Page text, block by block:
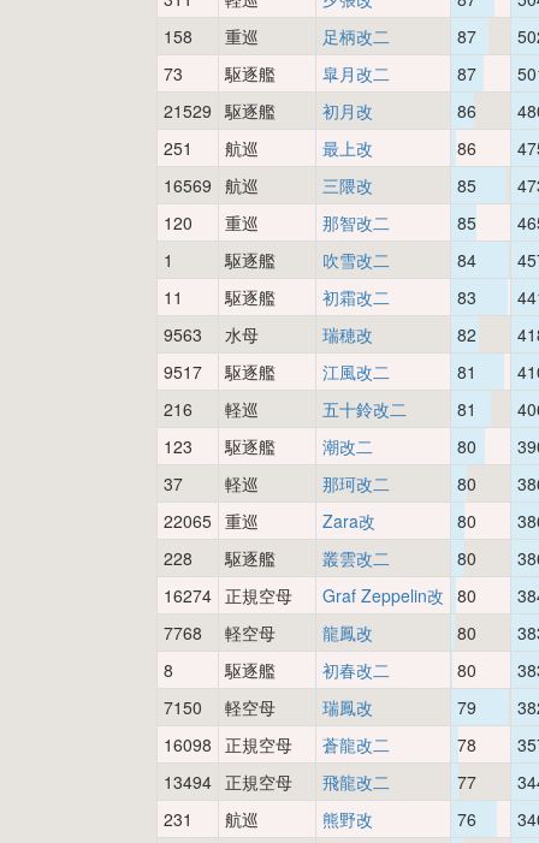
158
重巡 足柄改二 87
73
駆逐艦 皐月改二 87
21529 駆逐艦 初月改 86
251
航巡 最上改 86
16569 航巡 三隈改 85
120
重巡 那智改二 85
1
駆逐艦 吹雪改二 84
11
駆逐艦 初霜改二 83
9563
水母 瑞穂改 82
9517
駆逐艦 江風改二 81
216
軽巡 五十鈴改二 81
123
駆逐艦 潮改二 80
37
軽巡 那珂改二 80
22065 重巡 Zara改 80
228
駆逐艦 叢雲改二 80
16274 正規空母 Graf Zeppelin改 80
7768
軽空母 龍鳳改 80
8
駆逐艦 初春改二 80
7150
軽空母 瑞鳳改 79
16098 正規空母 蒼龍改二 78
13494 正規空母 飛龍改二 77
231
航巡 熊野改 76